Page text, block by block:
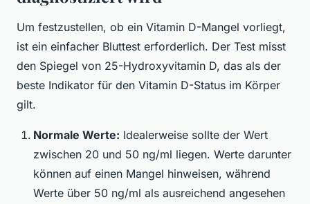
Um festzustellen, ob ein Vitamin D-Mangel vorliegt,
ist ein einfacher Bluttest erforderlich. Der Test misst
den Spiegel von 25-Hydroxyvitamin D, das als der
beste Indikator für den Vitamin D-Status im Körper
gilt.
Normale Werte: Idealerweise sollte der Wert
zwischen 20 und 50 ng/ml liegen. Werte darunter
können auf einen Mangel hinweisen, während
Werte über 50 ng/ml als ausreichend angesehen